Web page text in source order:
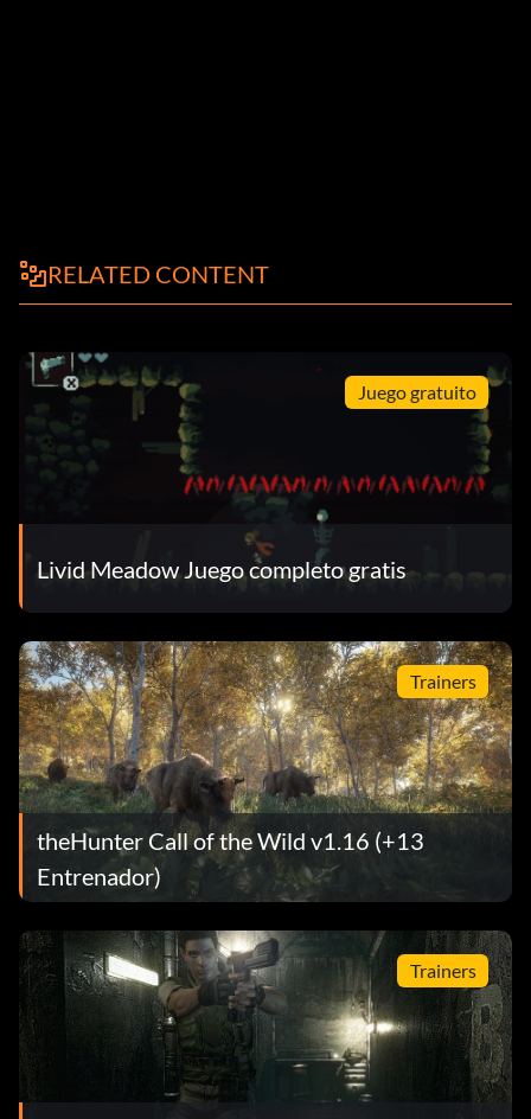
RELATED CONTENT
Juego gratuito
Livid Meadow Juego completo gratis
Trainers
theHunter Call of the Wild v1.16 (+13
Entrenador)
Trainers